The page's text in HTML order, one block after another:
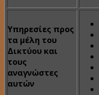
Υπηρεσίες προς
τα μέλη του
Δικτύου και
τους
αναγνώστες
αυτών